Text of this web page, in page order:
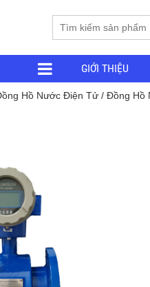
GIỚI THIỆU
Hồ Nước Điện Tử / Đồng Hồ